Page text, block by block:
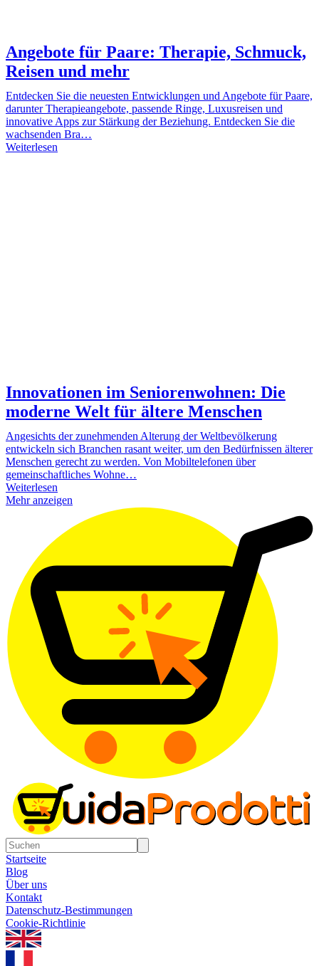
Angebote für Paare: Therapie, Schmuck,
Reisen und mehr
Entdecken Sie die neuesten Entwicklungen und Angebote für Paare,
darunter Therapieangebote, passende Ringe, Luxusreisen und
innovative Apps zur Stärkung der Beziehung. Entdecken Sie die
wachsenden Bra…
Weiterlesen
Innovationen im Seniorenwohnen: Die
moderne Welt für ältere Menschen
Angesichts der zunehmenden Alterung der Weltbevölkerung
entwickeln sich Branchen rasant weiter, um den Bedürfnissen älterer
Menschen gerecht zu werden. Von Mobiltelefonen über
gemeinschaftliches Wohne…
Weiterlesen
Mehr anzeigen
Startseite
Blog
Über uns
Kontakt
Datenschutz-Bestimmungen
Cookie-Richtlinie